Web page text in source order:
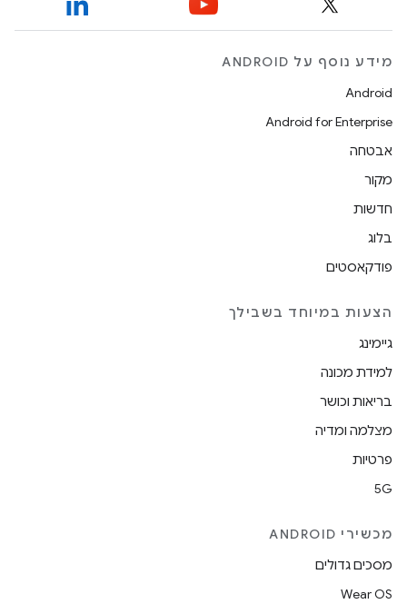
מידע נוסף על ANDROID
Android
Android for Enterprise
אבטחה
מקור
חדשות
בלוג
פודקאסטים
הצעות במיוחד בשבילך
גיימינג
למידת מכונה
בריאות וכושר
מצלמה ומדיה
פרטיות
5G
מכשירי ANDROID
מסכים גדולים
Wear OS